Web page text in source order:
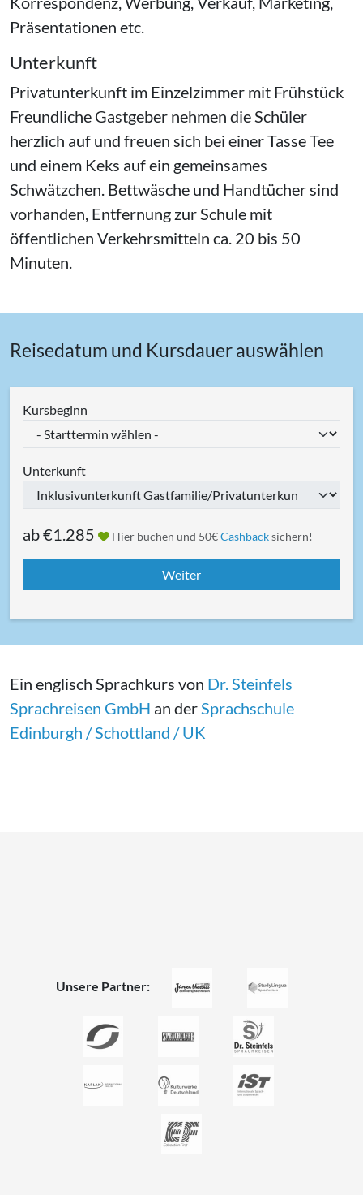
Präsentationen etc.
Unterkunft
Privatunterkunft im Einzelzimmer mit Frühstück
Freundliche Gastgeber nehmen die Schüler
herzlich auf und freuen sich bei einer Tasse Tee
und einem Keks auf ein gemeinsames
Schwätzchen. Bettwäsche und Handtücher sind
vorhanden, Entfernung zur Schule mit
öffentlichen Verkehrsmitteln ca. 20 bis 50
Minuten.
Reisedatum und Kursdauer auswählen
Kursbeginn
Unterkunft
ab€1.285 Hier buchen und 50€Cashbacksichern!
Ein englisch Sprachkurs von Dr. Steinfels
Sprachreisen GmbH an der Sprachschule
Edinburgh / Schottland / UK
Unsere Partner: